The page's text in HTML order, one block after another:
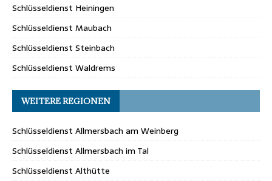
Schlüsseldienst Heiningen
Schlüsseldienst Maubach
Schlüsseldienst Steinbach
Schlüsseldienst Waldrems
WEITERE REGIONEN
Schlüsseldienst Allmersbach am Weinberg
Schlüsseldienst Allmersbach im Tal
Schlüsseldienst Althütte